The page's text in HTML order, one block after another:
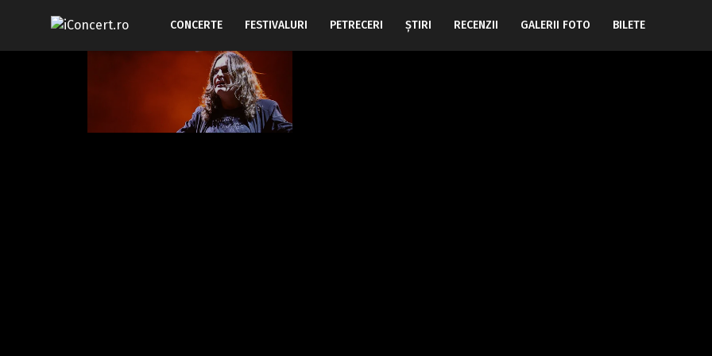
CONCERTE FESTIVALURI PETRECERI ŞTIRI RECENZII GALERII FOTO BILETE